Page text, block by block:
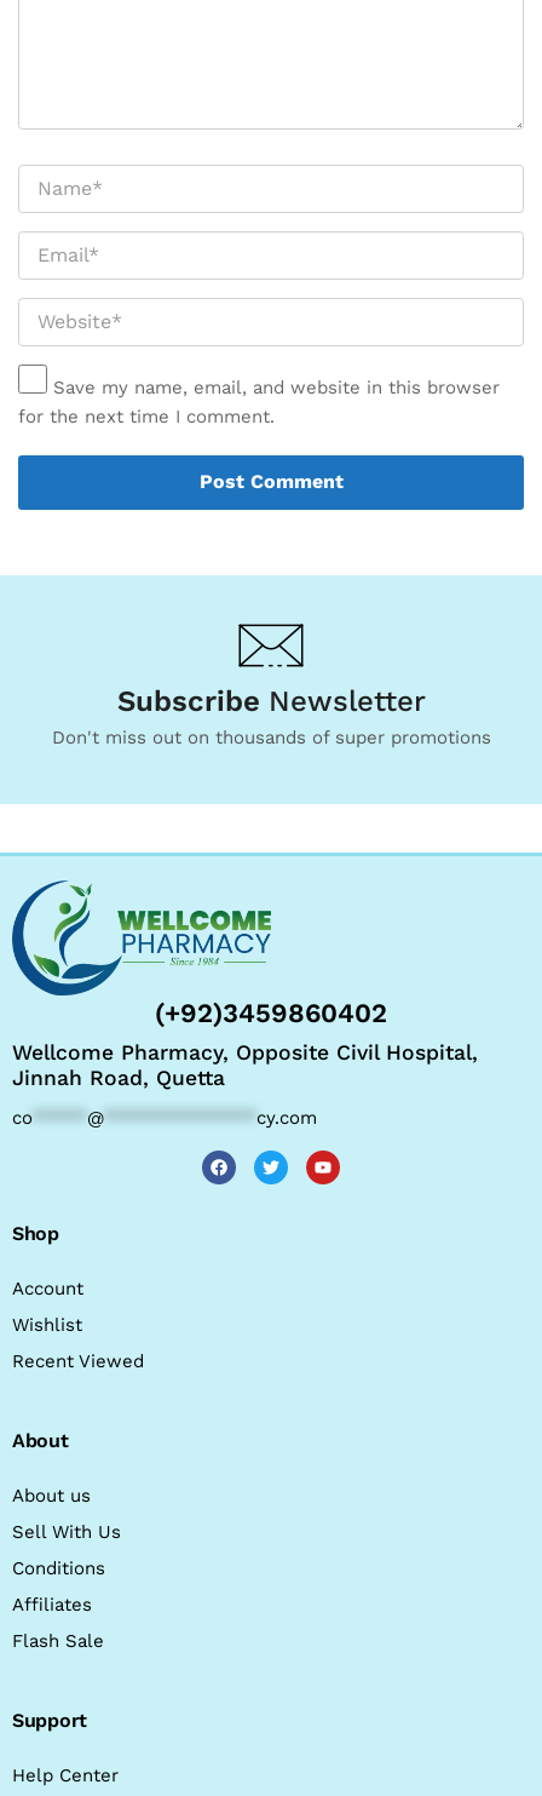
Save my name, email, and website in this browser
for the next time I comment.
Subscribe Newsletter
Don't miss out on thousands of super promotions
(+92)3459860402
Wellcome Pharmacy, Opposite Civil Hospital,
Jinnah Road, Quetta
co @ cy.com
Shop
Account
Wishlist
Recent Viewed
About
About us
Sell With Us
Conditions
Affiliates
Flash Sale
Support
Help Center